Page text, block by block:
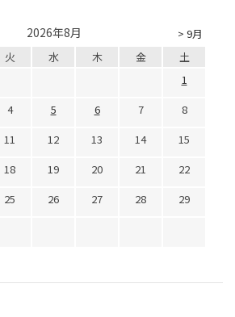
> 9月
2026年8月
火 水 木 金
土
1
4 5 6 7
8
11 12 13 14
15
18 19 20 21
22
25 26 27 28
29